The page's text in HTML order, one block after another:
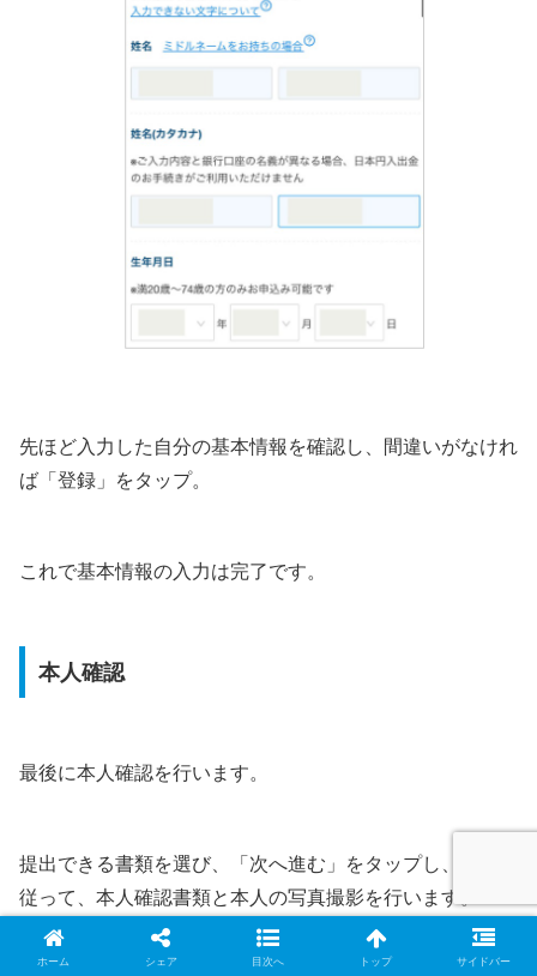
先ほど入力した自分の基本情報を確認し、間違いがなけれ
ば「登録」をタップ。
これで基本情報の入力は完了です。
本人確認
最後に本人確認を行います。
提出できる書類を選び、「次へ進む」をタップし、画面に
従って、本人確認書類と本人の写真撮影を行います。
ホーム シェア 目次へ トップ サイドバー